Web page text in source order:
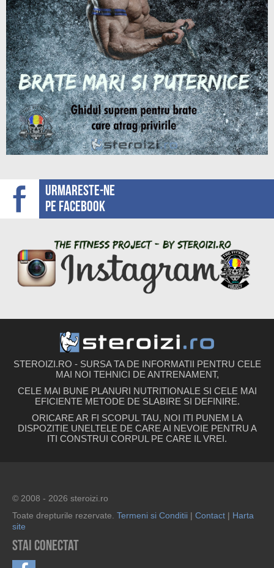
Urmareste-ne
pe facebook
STEROIZI.RO - SURSA TA DE INFORMATII PENTRU CELE
MAI NOI TEHNICI DE ANTRENAMENT,
CELE MAI BUNE PLANURI NUTRITIONALE SI CELE MAI
EFICIENTE METODE DE SLABIRE SI DEFINIRE.
ORICARE AR FI SCOPUL TAU, NOI ITI PUNEM LA
DISPOZITIE UNELTELE DE CARE AI NEVOIE PENTRU A
ITI CONSTRUI CORPUL PE CARE IL VREI.
© 2008 - 2026 steroizi.ro
Toate drepturile rezervate. Termeni si Conditii | Contact | Harta
site
Stai conectat